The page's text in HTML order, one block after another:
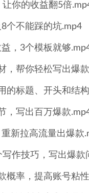
让你的收益翻5倍
个不能踩的坑.mp4
，3个模板就够
，帮你轻松写出爆
的标题、开头和结
，写出百万爆款
新拉高流量出爆款
作技巧，写出爆款
概率，提高账号粘